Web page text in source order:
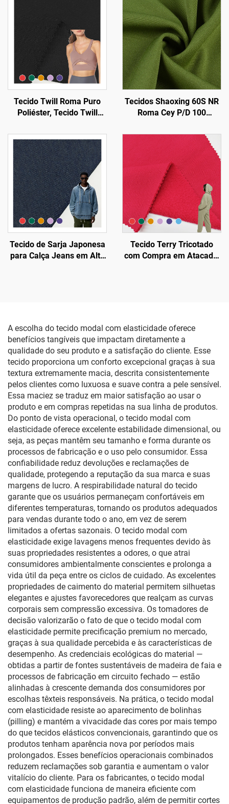
Tecido Twill Roma Puro
Poliéster, Tecido Twill
Poliéster Spandex 350
GSM para Calças/
Tecidos Shaoxing 60S NR
Roma Cey P/D 100
Tecido Jersey Zurich para
Preço de Roupas
Esportivas
Tecido de Sarja Japonesa
para Calça Jeans em Alta
Tecido Terry Tricotado
com Compra em Atacado,
A escolha do tecido modal com elasticidade oferece
benefícios tangíveis que impactam diretamente a
qualidade do seu produto e a satisfação do cliente. Esse
tecido proporciona um conforto excepcional graças à sua
textura extremamente macia, descrita consistentemente
pelos clientes como luxuosa e suave contra a pele sensível.
Essa maciez se traduz em maior satisfação ao usar o
produto e em compras repetidas na sua linha de produtos.
Do ponto de vista operacional, o tecido modal com
elasticidade oferece excelente estabilidade dimensional, ou
seja, as peças mantêm seu tamanho e forma durante os
processos de fabricação e o uso pelo consumidor. Essa
confiabilidade reduz devoluções e reclamações de
qualidade, protegendo a reputação da sua marca e suas
margens de lucro. A respirabilidade natural do tecido
garante que os usuários permaneçam confortáveis em
diferentes temperaturas, tornando os produtos adequados
para vendas durante todo o ano, em vez de serem
limitados a ofertas sazonais. O tecido modal com
elasticidade exige lavagens menos frequentes devido às
suas propriedades resistentes a odores, o que atrai
consumidores ambientalmente conscientes e prolonga a
vida útil da peça entre os ciclos de cuidado. As excelentes
propriedades de caimento do material permitem silhuetas
elegantes e ajustes favorecedores que realçam as curvas
corporais sem compressão excessiva. Os tomadores de
decisão valorizarão o fato de que o tecido modal com
elasticidade permite precificação premium no mercado,
graças à sua qualidade percebida e às características de
desempenho. As credenciais ecológicas do material —
obtidas a partir de fontes sustentáveis de madeira de faia e
processos de fabricação em circuito fechado — estão
alinhadas à crescente demanda dos consumidores por
escolhas têxteis responsáveis. Na prática, o tecido modal
com elasticidade resiste ao aparecimento de bolinhas
(pilling) e mantém a vivacidade das cores por mais tempo
do que tecidos elásticos convencionais, garantindo que os
produtos tenham aparência nova por períodos mais
prolongados. Esses benefícios operacionais combinados
reduzem reclamações sob garantia e aumentam o valor
vitalício do cliente. Para os fabricantes, o tecido modal
com elasticidade funciona de maneira eficiente com
equipamentos de produção padrão, além de permitir cortes